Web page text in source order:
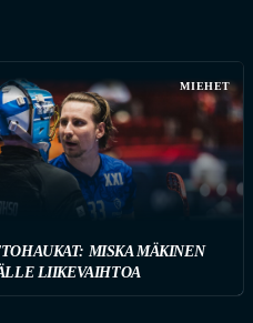
MIEHET
MISKA MÄKINEN
LIIKEVAIHTOA